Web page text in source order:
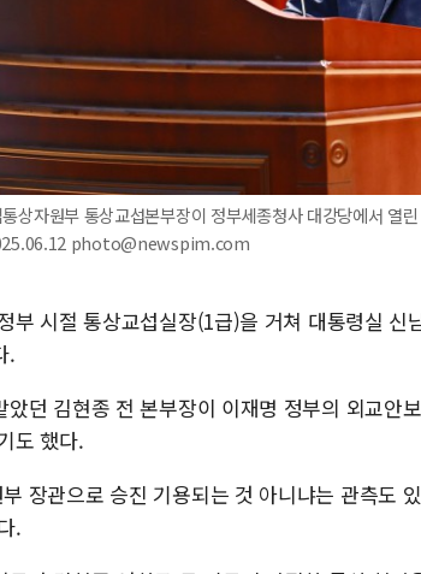
상자원부 통상교섭본부장이 정부세종청사 대강당에서 열
photo@newspim.com
부 시절 통상교섭실장(1급)을 거쳐 대통령실 신
.
던 김현종 전 본부장이 이재명 정부의 외교안
도 했다.
장관으로 승진 기용되는 것 아니냐는 관측도
.